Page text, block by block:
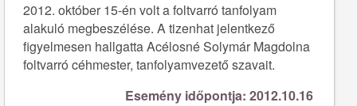
2012. október 15-én volt a foltvarró tanfolyam
alakuló megbeszélése. A tizenhat jelentkező
figyelmesen hallgatta Acélosné Solymár Magdolna
foltvarró céhmester, tanfolyamvezető szavait.
Esemény időpontja: 2012.10.16